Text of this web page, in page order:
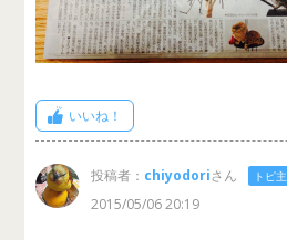
いいね！
投稿者： chiyodoriさん トピ主
2015/05/06 20:19